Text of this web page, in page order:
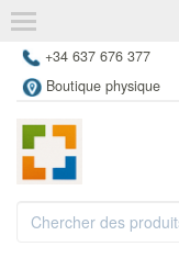
+34 637 676 377
Boutique physique